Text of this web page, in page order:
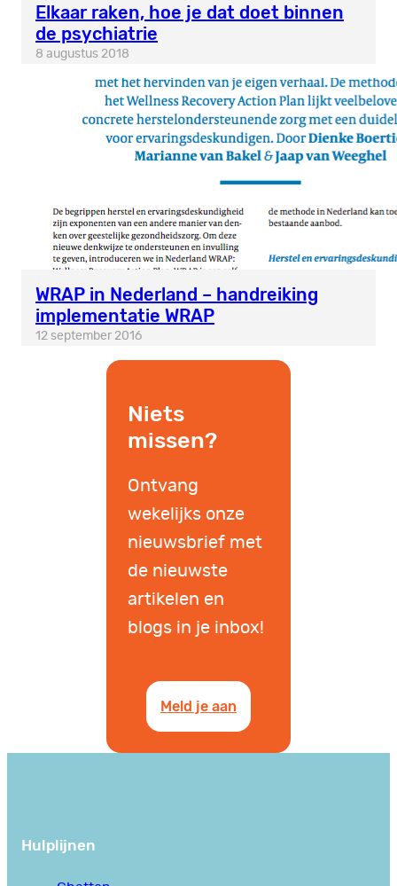
Elkaar raken, hoe je dat doet binnen
de psychiatrie
8 augustus 2018
WRAP in Nederland – handreiking
implementatie WRAP
12 september 2016
Niets
missen?
Ontvang
wekelijks onze
nieuwsbrief met
de nieuwste
artikelen en
blogs in je inbox!
Meld je aan
Hulplijnen